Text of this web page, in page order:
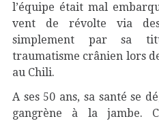
l’équipe était mal
vent de révolte via
simplement par sa
traumatisme crânien lors
au Chili.
A ses 50 ans, sa santé se
gangrène à la jambe.